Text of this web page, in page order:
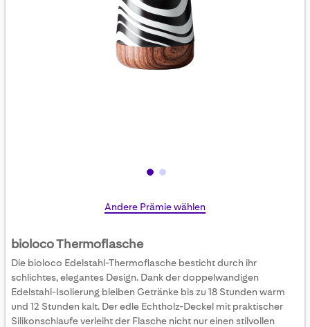
Skip
of
the
images
gallery
Andere Prämie wählen
bioloco Thermoflasche
Die bioloco Edelstahl-Thermoflasche besticht durch ihr
schlichtes, elegantes Design. Dank der doppelwandigen
Edelstahl-Isolierung bleiben Getränke bis zu 18 Stunden warm
und 12 Stunden kalt. Der edle Echtholz-Deckel mit praktischer
Silikonschlaufe verleiht der Flasche nicht nur einen stilvollen